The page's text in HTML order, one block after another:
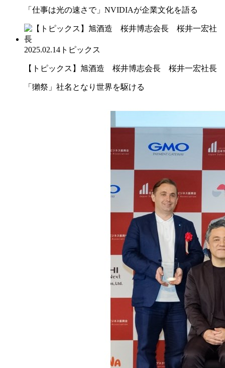
「仕事は光の速さで」NVIDIAが企業文化を語る
2025.02.14 トピックス
【トピックス】旭酒造 桜井博志会長 桜井一宏社長
「獺祭」社名となり世界を駆ける